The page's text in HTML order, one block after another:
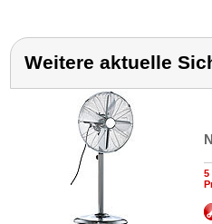
Weitere aktuelle
5